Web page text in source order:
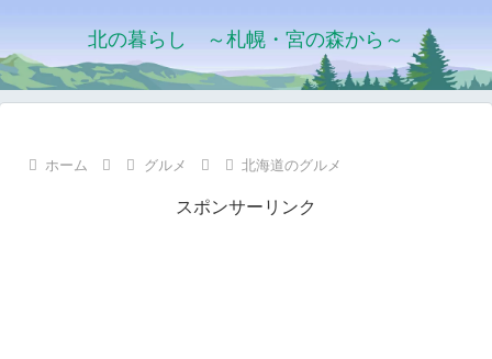
北の暮らし ～札幌・宮の森から～
ホーム グルメ 北海道のグルメ
スポンサーリンク